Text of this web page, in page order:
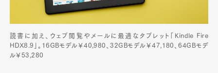
読書に加え、ウェブ閲覧やメールに最適なタブレット「Kindle Fire
HDX8.9」。16GBモデル￥40,980、32GBモデル￥47,180、64GBモデ
ル￥53,280